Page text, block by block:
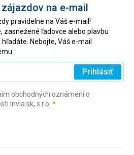
na e-mail
pravidelne na Váš e-mail!
zasnežené ľadovce alebo plavbu
Nebojte, Váš e-mail
Prihlásiť
obchodných oznámení o
Invia.sk, s.r.o. *(povinné)